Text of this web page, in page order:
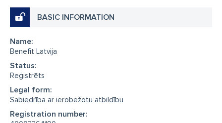
BASIC INFORMATION
Name:
Benefit Latvija
Status:
Reģistrēts
Legal form:
Sabiedrība ar ierobežotu atbildību
Registration number: